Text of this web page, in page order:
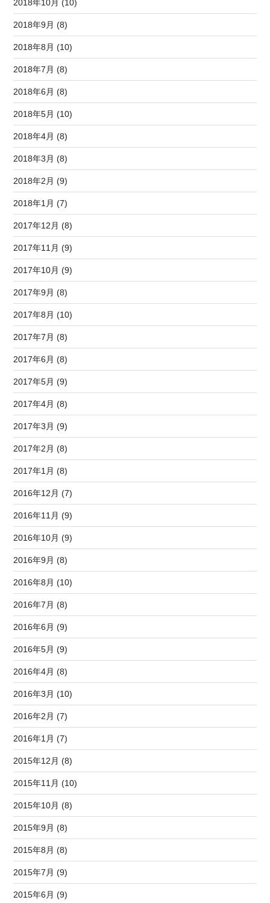
2018年10月 (10)
2018年9月 (8)
2018年8月 (10)
2018年7月 (8)
2018年6月 (8)
2018年5月 (10)
2018年4月 (8)
2018年3月 (8)
2018年2月 (9)
2018年1月 (7)
2017年12月 (8)
2017年11月 (9)
2017年10月 (9)
2017年9月 (8)
2017年8月 (10)
2017年7月 (8)
2017年6月 (8)
2017年5月 (9)
2017年4月 (8)
2017年3月 (9)
2017年2月 (8)
2017年1月 (8)
2016年12月 (7)
2016年11月 (9)
2016年10月 (9)
2016年9月 (8)
2016年8月 (10)
2016年7月 (8)
2016年6月 (9)
2016年5月 (9)
2016年4月 (8)
2016年3月 (10)
2016年2月 (7)
2016年1月 (7)
2015年12月 (8)
2015年11月 (10)
2015年10月 (8)
2015年9月 (8)
2015年8月 (8)
2015年7月 (9)
2015年6月 (9)